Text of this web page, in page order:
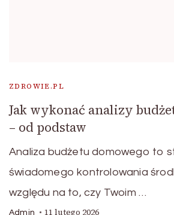
ZDROWIE.PL
Jak wykonać analizy
– od podstaw
Analiza budżetu domowego to
świadomego kontrolowania
względu na to, czy Twoim …
Admin 11 lutego 2026